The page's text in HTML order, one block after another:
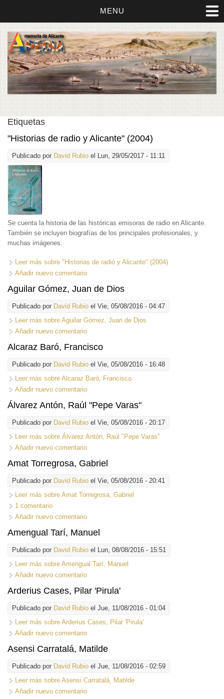
MENU
Etiquetas
"Historias de radio y Alicante" (2004)
Publicado por David Rubio el Lun, 29/05/2017 - 11:11
Se cuenta la historia de las históricas emisoras de radio en Alicante.
También se incluyen biografías de los principales profesionales, y
muchas imágenes.
Leer más sobre "Historias de radio y Alicante" (2004)
Añadir nuevo comentario
Aguilar Gómez, Juan de Dios
Publicado por David Rubio el Vie, 05/08/2016 - 04:47
Leer más sobre Aguilar Gómez, Juan de Dios
Añadir nuevo comentario
Alcaraz Baró, Francisco
Publicado por David Rubio el Vie, 05/08/2016 - 16:48
Leer más sobre Alcaraz Baró, Francisco
Añadir nuevo comentario
Álvarez Antón, Raúl "Pepe Varas"
Publicado por David Rubio el Vie, 05/08/2016 - 20:17
Leer más sobre Álvarez Antón, Raúl "Pepe Varas"
Añadir nuevo comentario
Amat Torregrosa, Gabriel
Publicado por David Rubio el Vie, 05/08/2016 - 20:41
Leer más sobre Amat Torregrosa, Gabriel
1 comentario
Añadir nuevo comentario
Amengual Tarí, Manuel
Publicado por David Rubio el Lun, 08/08/2016 - 15:51
Leer más sobre Amengual Tarí, Manuel
Añadir nuevo comentario
Arderius Cases, Pilar 'Pirula'
Publicado por David Rubio el Jue, 11/08/2016 - 01:04
Leer más sobre Arderius Cases, Pilar 'Pirula'
Añadir nuevo comentario
Asensi Carratalá, Matilde
Publicado por David Rubio el Jue, 11/08/2016 - 02:59
Leer más sobre Asensi Carratalá, Matilde
Añadir nuevo comentario